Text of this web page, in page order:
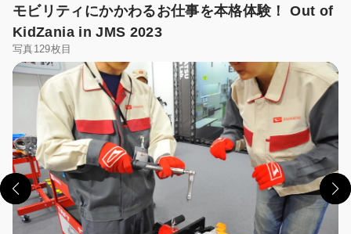
モビリティにかかわるお仕事を本格体験！ Out of
KidZania in JMS 2023
写真129枚目